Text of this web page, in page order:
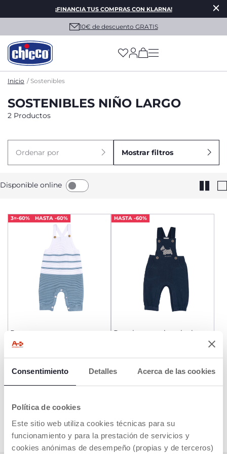
Consentimiento Detalles Acerca de las cookies
Política de cookies
Este sitio web utiliza cookies técnicas para su
funcionamiento y para la prestación de servicios y
cookies anónimas de desempeño (propias y de terceros)
¡FINANCIA TUS COMPRAS CON KLARNA!
10€ de descuento GRATIS
(has more options
Inicio Sostenibles
SOSTENIBLES NIÑO LARGO
2 Productos
Ordenar por Mostrar filtros
Disponible online
3=-60% HASTA -60%
Peto a rayas
HASTA -60%
Peto largo en interlock
Price reduced from